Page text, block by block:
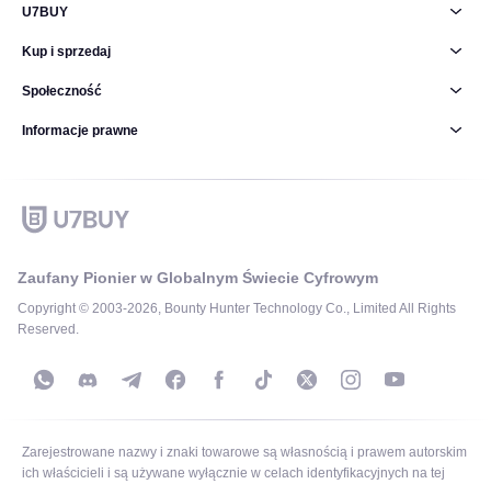
Zaufany Pionier w Globalnym Świecie Cyfrowym
Copyright © 2003-2026, Bounty Hunter Technology Co., Limited All Rights
Reserved.
U7BUY
Kup i sprzedaj
Społeczność
Informacje prawne
Zarejestrowane nazwy i znaki towarowe są własnością i prawem autorskim
ich właścicieli i są używane wyłącznie w celach identyfikacyjnych na tej